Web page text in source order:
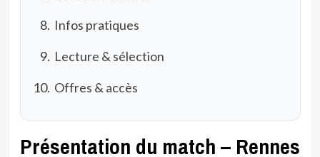
Infos pratiques
Lecture & sélection
Offres & accès
Présentation du match – Rennes